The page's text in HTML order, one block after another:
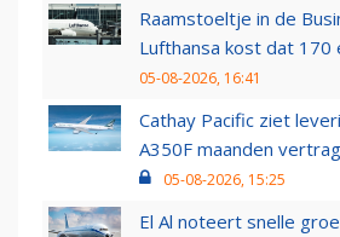
Raamstoeltje in de
Lufthansa kost dat 170
05-08-2026, 16:41
Cathay Pacific ziet
A350F maanden
05-08-2026, 15:25
El Al noteert snelle